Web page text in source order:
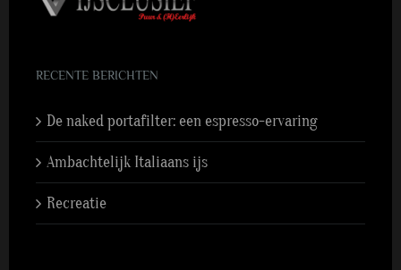
RECENTE BERICHTEN
De naked portafilter: een espresso-ervaring
Ambachtelijk Italiaans ijs
Recreatie